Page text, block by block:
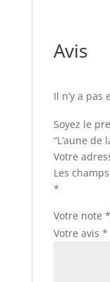
Avis
Il n’y a pas
Soyez le
“L’aune de
Votre
Les
*
Votre note *
Votre avis *